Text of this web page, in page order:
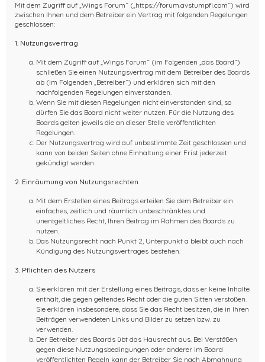
Mit dem Zugriff auf „Wings Forum“ („https://forum.avstumpfl.com“) wird
zwischen Ihnen und dem Betreiber ein Vertrag mit folgenden Regelungen
geschlossen:
1. Nutzungsvertrag
Mit dem Zugriff auf „Wings Forum“ (im Folgenden „das Board“)
schließen Sie einen Nutzungsvertrag mit dem Betreiber des Boards
ab (im Folgenden „Betreiber“) und erklären sich mit den
nachfolgenden Regelungen einverstanden.
Wenn Sie mit diesen Regelungen nicht einverstanden sind, so
dürfen Sie das Board nicht weiter nutzen. Für die Nutzung des
Boards gelten jeweils die an dieser Stelle veröffentlichten
Regelungen.
Der Nutzungsvertrag wird auf unbestimmte Zeit geschlossen und
kann von beiden Seiten ohne Einhaltung einer Frist jederzeit
gekündigt werden.
2. Einräumung von Nutzungsrechten
Mit dem Erstellen eines Beitrags erteilen Sie dem Betreiber ein
einfaches, zeitlich und räumlich unbeschränktes und
unentgeltliches Recht, Ihren Beitrag im Rahmen des Boards zu
nutzen.
Das Nutzungsrecht nach Punkt 2, Unterpunkt a bleibt auch nach
Kündigung des Nutzungsvertrages bestehen.
3. Pflichten des Nutzers
Sie erklären mit der Erstellung eines Beitrags, dass er keine Inhalte
enthält, die gegen geltendes Recht oder die guten Sitten verstoßen.
Sie erklären insbesondere, dass Sie das Recht besitzen, die in Ihren
Beiträgen verwendeten Links und Bilder zu setzen bzw. zu
verwenden.
Der Betreiber des Boards übt das Hausrecht aus. Bei Verstößen
gegen diese Nutzungsbedingungen oder anderer im Board
veröffentlichten Regeln kann der Betreiber Sie nach Abmahnung